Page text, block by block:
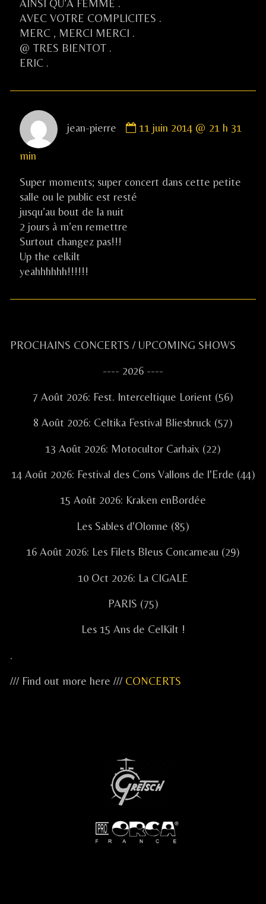
AINSI QU’A FEMME .
AVEC VOTRE COMPLICITES .
MERC , MERCI MERCI .
@ TRES BIENTOT .
ERIC .
jean-pierre
by
published
11 juin 2014 @ 21 h 31
min
Super moments; super concert dans cette petite
salle ou le public est resté
jusqu’au bout de la nuit
2 jours à m’en remettre
Surtout changez pas!!!
Up the celkilt
yeahhhhhh!!!!!!
Primary
PROCHAINS CONCERTS / UPCOMING SHOWS
---- 2026 ----
7 Août 2026: Fest. Interceltique Lorient (56)
8 Août 2026: Celtika Festival Bliesbruck (57)
13 Août 2026: Motocultor Carhaix (22)
14 Août 2026: Festival des Cons Vallons de l'Erde (44)
15 Août 2026: Kraken enBordée
Les Sables d'Olonne (85)
16 Août 2026: Les Filets Bleus Concarneau (29)
10 Oct 2026: La CIGALE
PARIS (75)
Les 15 Ans de CelKilt !
.
/// Find out more here /// CONCERTS